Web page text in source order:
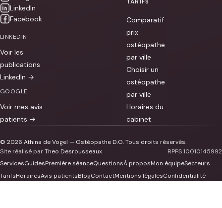
LinkedIn
Facebook
LINKEDIN
Voir les
publications
LinkedIn →
GOOGLE
Voir mes avis
patients →
TARIFS
Comparatif
prix
ostéopathe
par ville
Choisir un
ostéopathe
par ville
Horaires du
cabinet
© 2026 Athina de Vogel — Ostéopathe D.O. Tous droits réservés.
Site réalisé parTheo Desrousseaux
RPPS 10010145992
ServicesGuidesPremière séanceQuestionsÀ proposMon équipeSecteurs
TarifsHorairesAvis patientsBlogContactMentions légalesConfidentialité